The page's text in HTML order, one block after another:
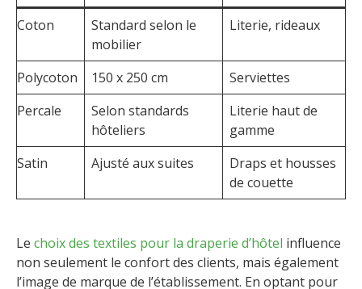
Coton
Standard selon le
mobilier
Literie, rideaux
Polycoton 150 x 250 cm
Serviettes
Percale
Selon standards
hôteliers
Literie haut de
gamme
Satin
Ajusté aux suites
Draps et housses
de couette
Le choix des textiles pour la draperie d’hôtel influence
non seulement le confort des clients, mais également
l’image de marque de l’établissement. En optant pour